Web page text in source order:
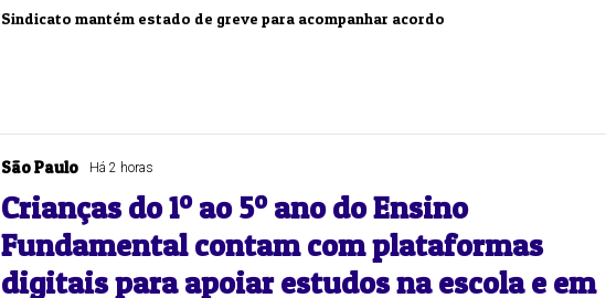
Sindicato mantém estado de greve para acompanhar acordo
São Paulo Há 2 horas
Crianças do 1º ao 5º ano do Ensino
Fundamental contam com plataformas
digitais para apoiar estudos na escola e em